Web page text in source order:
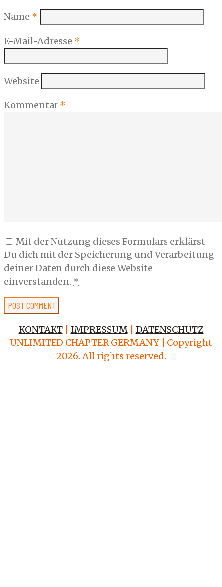
Name *
E-Mail-Adresse *
Website
Kommentar *
Mit der Nutzung dieses Formulars erklärst
Du dich mit der Speicherung und Verarbeitung
deiner Daten durch diese Website
einverstanden. *
KONTAKT IMPRESSUM
DATENSCHUTZ
UNLIMITED CHAPTER GERMANY | Copyright
2026. All rights reserved.